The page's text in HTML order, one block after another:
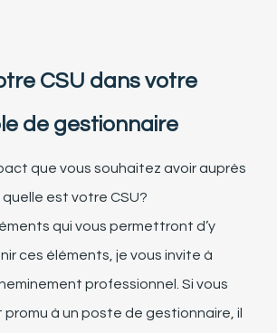
CSU dans votre
de gestionnaire
que vous souhaitez avoirauprès
quelle est votre CSU?
qui vous permettront d’y
ces éléments , je vous invite à
professionnel. Si vous
à un poste de gestionnaire, il